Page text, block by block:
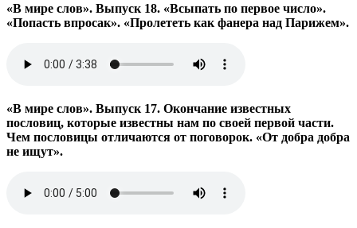
«В мире слов». Выпуск 18. «Всыпать по первое число».
«Попасть впросак». «Пролететь как фанера над Парижем».
«В мире слов». Выпуск 17. Окончание известных
пословиц, которые известны нам по своей первой части.
Чем пословицы отличаются от поговорок. «От добра добра
не ищут».